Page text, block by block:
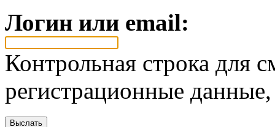
Логин или email:
Контрольная строка для
регистрационные